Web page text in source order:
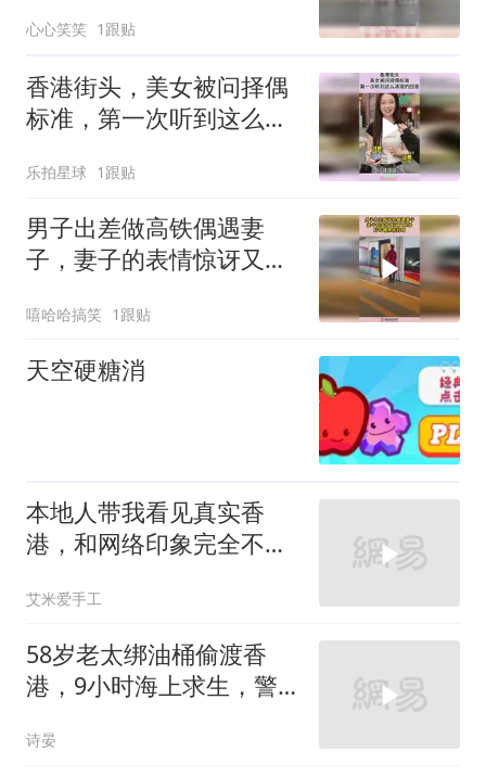
心心笑笑 1跟贴
香港街头，美女被问择偶
标准，第一次听到这么清
乐拍星球 1跟贴
男子出差做高铁偶遇妻
子，妻子的表情惊讶又惊
嘻哈哈搞笑 1跟贴
天空硬糖消
本地人带我看见真实香
港，和网络印象完全不一
艾米爱手工
58岁老太绑油桶偷渡香
港，9小时海上求生，警
诗晏